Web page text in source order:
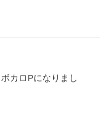
カロPになりまし